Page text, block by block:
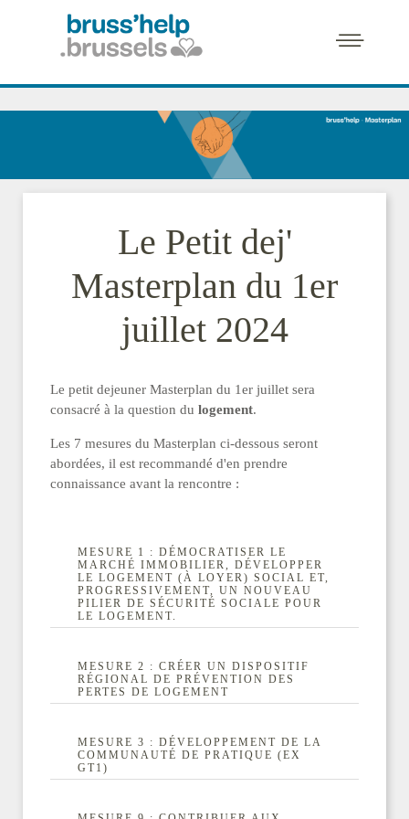
Le Petit dej'
Masterplan du 1er
juillet 2024
Le petit dejeuner Masterplan du 1er juillet sera
consacré à la question du logement.
Les 7 mesures du Masterplan ci-dessous seront
abordées, il est recommandé d'en prendre
connaissance avant la rencontre :
MESURE 1 : DÉMOCRATISER LE
MARCHÉ IMMOBILIER, DÉVELOPPER
LE LOGEMENT (À LOYER) SOCIAL ET,
PROGRESSIVEMENT, UN NOUVEAU
PILIER DE SÉCURITÉ SOCIALE POUR
LE LOGEMENT.
Démocratiser le marché
immobilier, développer
le logement (à loyer)
social et,
progressivement, un
MESURE 2 : CRÉER UN DISPOSITIF
RÉGIONAL DE PRÉVENTION DES
PERTES DE LOGEMENT
Créer un dispositif
régional de prévention
MESURE 3 : DÉVELOPPEMENT DE LA
COMMUNAUTÉ DE PRATIQUE (EX
GT1)